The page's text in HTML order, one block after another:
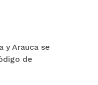
y Arauca se
de